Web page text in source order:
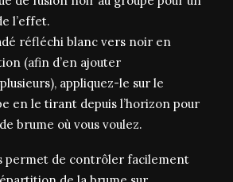
l’effet.
réfléchi blanc vers noir en
(afin d’en ajouter
appliquez-le sur le
en le tirant depuis l’horizon pour
brume où vous voulez.
permet de contrôler facilement